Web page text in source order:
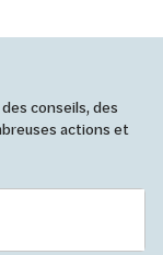
conseils, des
actions et